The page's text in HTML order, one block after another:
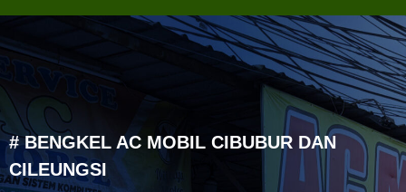
# BENGKEL AC MOBIL CIBUBUR DAN
CILEUNGSI